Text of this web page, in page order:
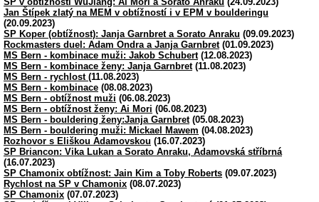
Jan Štípek zlatý na MEM v obtížností i v EPM v boulderingu
(20.09.2023)
SP Koper (obtížnost): Janja Garnbret a Sorato Anraku (09.09.2023)
Rockmasters duel: Adam Ondra a Janja Garnbret(01.09.2023)
MS Bern - kombinace muži: Jakob Schubert(12.08.2023)
MS Bern - kombinace ženy: Janja Garnbret(11.08.2023)
MS Bern - rychlost (11.08.2023)
MS Bern - kombinace (08.08.2023)
MS Bern - obtížnost muži (06.08.2023)
MS Bern - obtížnost ženy: Ai Mori (06.08.2023)
MS Bern - bouldering ženy:Janja Garnbret(05.08.2023)
MS Bern - bouldering muži: Mickael Mawem (04.08.2023)
Rozhovor s Eliškou Adamovskou (16.07.2023)
SP Briancon: Vika Lukan a Sorato Anraku, Adamovská stříbrná
(16.07.2023)
SP Chamonix obtížnost: Jain Kim a Toby Roberts (09.07.2023)
Rychlost na SP v Chamonix (08.07.2023)
SP Chamonix (07.07.2023)